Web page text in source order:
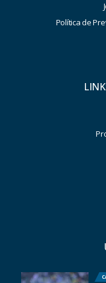
Política de